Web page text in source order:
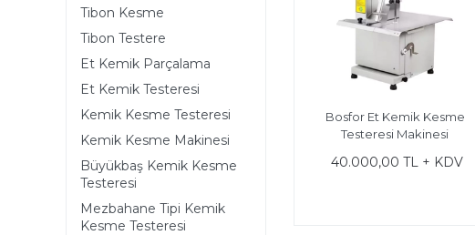
Tibon Kesme
Tibon Testere
Et Kemik Parçalama
Et Kemik Testeresi
Kemik Kesme Testeresi
Kemik Kesme Makinesi
Büyükbaş Kemik Kesme
Testeresi
Mezbahane Tipi Kemik
Kesme Testeresi
Bosfor Et Kemik Kesme
Testeresi Makinesi
40.000,00 TL + KDV